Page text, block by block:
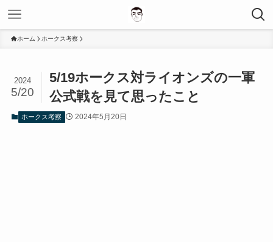
ホーム ホークス考察
5/19ホークス対ライオンズの一軍
公式戦を見て思ったこと
2024
5/20
ホークス考察 2024年5月20日